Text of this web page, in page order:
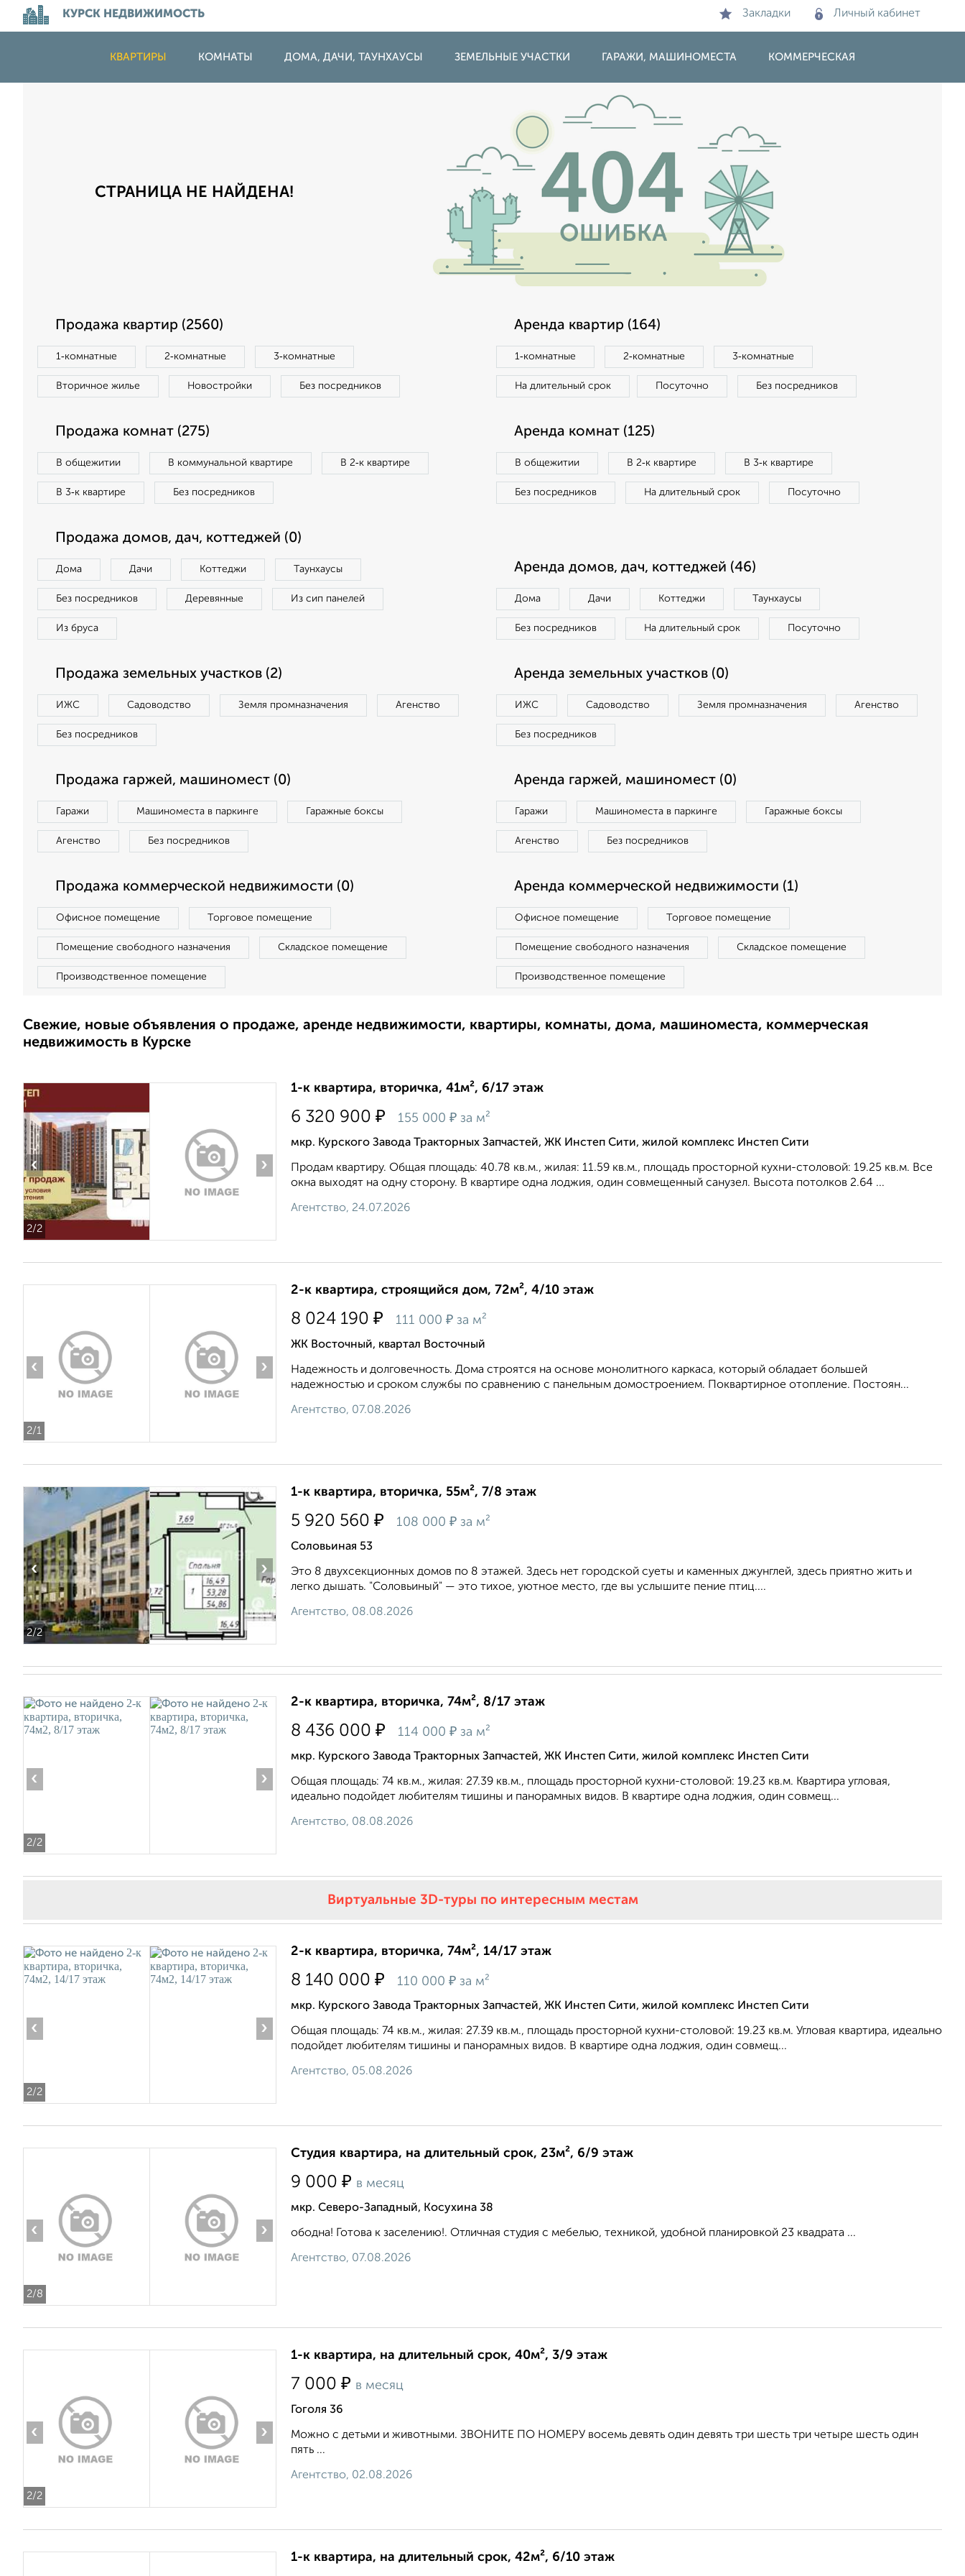
КУРСК НЕДВИЖИМОСТЬ Закладки Личный кабинет
КВАРТИРЫ КОМНАТЫ ДОМА, ДАЧИ, ТАУНХАУСЫ ЗЕМЕЛЬНЫЕ УЧАСТКИ ГАРАЖИ, МАШИНОМЕСТА КОММЕРЧЕСКАЯ
СТРАНИЦА НЕ НАЙДЕНА!
Продажа квартир (2560)
1‑комнатные 2‑комнатные 3‑комнатные
Вторичное жилье Новостройки Без посредников
Аренда квартир (164)
1‑комнатные 2‑комнатные 3‑комнатные
На длительный срок Посуточно Без посредников
Продажа комнат (275)
В общежитии В коммунальной квартире В 2‑к квартире
В 3‑к квартире Без посредников
Аренда комнат (125)
В общежитии В 2‑к квартире В 3‑к квартире
Без посредников На длительный срок Посуточно
Продажа домов, дач, коттеджей (0)
Дома Дачи Коттеджи Таунхаусы
Без посредников Деревянные Из сип панелей
Из бруса
Аренда домов, дач, коттеджей (46)
Дома Дачи Коттеджи Таунхаусы
Без посредников На длительный срок Посуточно
Продажа земельных участков (2)
ИЖС Садоводство Земля промназначения Агенство
Без посредников
Аренда земельных участков (0)
ИЖС Садоводство Земля промназначения Агенство
Без посредников
Продажа гаржей, машиномест (0)
Гаражи Машиноместа в паркинге Гаражные боксы
Агенство Без посредников
Аренда гаржей, машиномест (0)
Гаражи Машиноместа в паркинге Гаражные боксы
Агенство Без посредников
Продажа коммерческой недвижимости (0)
Офисное помещение Торговое помещение
Помещение свободного назначения Складское помещение
Производственное помещение
Аренда коммерческой недвижимости (1)
Офисное помещение Торговое помещение
Помещение свободного назначения Складское помещение
Производственное помещение
Свежие, новые объявления о продаже, аренде недвижимости, квартиры, комнаты, дома, машиноместа, коммерческая
недвижимость в Курске
2/2
‹ ›
1-к квартира, вторичка, 41м², 6/17 этаж
6 320 900 ₽ 155 000 ₽ за м²
мкр. Курского Завода Тракторных Запчастей, ЖК Инстеп Сити, жилой комплекс Инстеп Сити
Продам квартиру. Общая площадь: 40.78 кв.м., жилая: 11.59 кв.м., площадь просторной кухни-столовой: 19.25 кв.м. Все
окна выходят на одну сторону. В квартире одна лоджия, один совмещенный санузел. Высота потолков 2.64 ...
Агентство, 24.07.2026
2/1
‹ ›
2-к квартира, строящийся дом, 72м², 4/10 этаж
8 024 190 ₽ 111 000 ₽ за м²
ЖК Восточный, квартал Восточный
Надежность и долговечность. Дома строятся на основе монолитного каркаса, который обладает большей
надежностью и сроком службы по сравнению с панельным домостроением. Поквартирное отопление. Постоян...
Агентство, 07.08.2026
2/2
‹ ›
1-к квартира, вторичка, 55м², 7/8 этаж
5 920 560 ₽ 108 000 ₽ за м²
Соловьиная 53
Это 8 двухсекционных домов по 8 этажей. Здесь нет городской суеты и каменных джунглей, здесь приятно жить и
легко дышать. "Соловьиный" — это тихое, уютное место, где вы услышите пение птиц....
Агентство, 08.08.2026
2/2
‹ ›
2-к квартира, вторичка, 74м², 8/17 этаж
8 436 000 ₽ 114 000 ₽ за м²
мкр. Курского Завода Тракторных Запчастей, ЖК Инстеп Сити, жилой комплекс Инстеп Сити
Общая площадь: 74 кв.м., жилая: 27.39 кв.м., площадь просторной кухни-столовой: 19.23 кв.м. Квартира угловая,
идеально подойдет любителям тишины и панорамных видов. В квартире одна лоджия, один совмещ...
Агентство, 08.08.2026
Виртуальные 3D-туры по интересным местам
2/2
‹ ›
2-к квартира, вторичка, 74м², 14/17 этаж
8 140 000 ₽ 110 000 ₽ за м²
мкр. Курского Завода Тракторных Запчастей, ЖК Инстеп Сити, жилой комплекс Инстеп Сити
Общая площадь: 74 кв.м., жилая: 27.39 кв.м., площадь просторной кухни-столовой: 19.23 кв.м. Угловая квартира, идеально
подойдет любителям тишины и панорамных видов. В квартире одна лоджия, один совмещ...
Агентство, 05.08.2026
2/8
‹ ›
Студия квартира, на длительный срок, 23м², 6/9 этаж
9 000 ₽ в месяц
мкр. Северо-Западный, Косухина 38
ободна! Готова к заселению!. Отличная студия с мебелью, техникой, удобной планировкой 23 квадрата ...
Агентство, 07.08.2026
2/2
‹ ›
1-к квартира, на длительный срок, 40м², 3/9 этаж
7 000 ₽ в месяц
Гоголя 36
Можно с детьми и животными. ЗВОНИТЕ ПО НОМЕРУ восемь девять один девять три шесть три четыре шесть один
пять ...
Агентство, 02.08.2026
1-к квартира, на длительный срок, 42м², 6/10 этаж